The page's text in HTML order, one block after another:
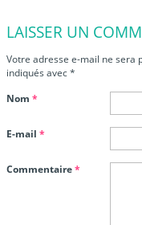
LAISSER UN
Votre adresse e-mail ne sera
indiqués avec*
Commentaire*
Nom *
E-mail *